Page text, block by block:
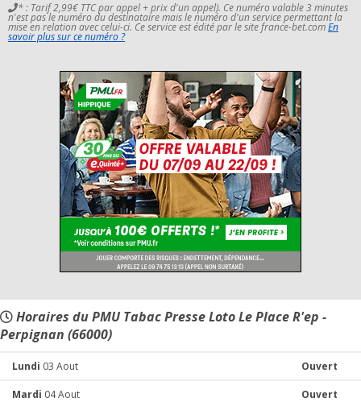
* : Tarif 2,99€ TTC par appel + prix d'un appel). Ce numéro valable 3 minutes
n'est pas le numéro du destinataire mais le numéro d'un service permettant la
mise en relation avec celui-ci. Ce service est édité par le site france-bet.comEn
savoir plus sur ce numéro ?
Horaires du PMU Tabac Presse Loto Le Place R'ep -
Perpignan (66000)
Lundi 03 Aout Ouvert
Mardi 04 Aout Ouvert